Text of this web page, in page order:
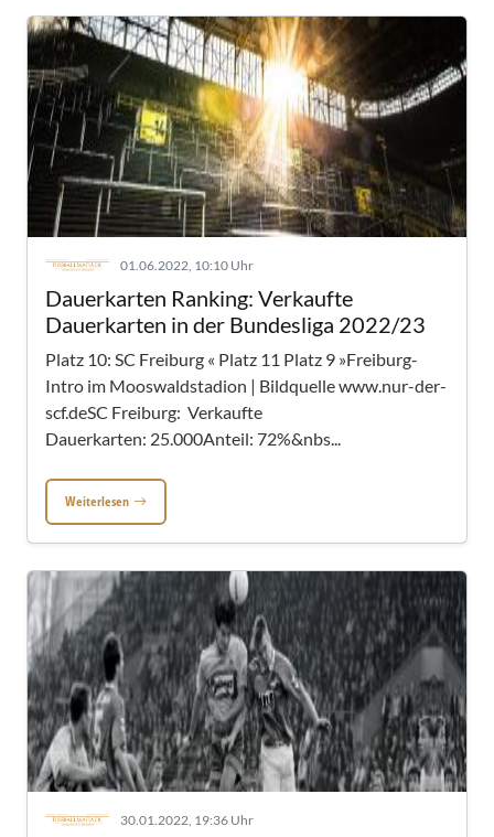
01.06.2022, 10:10 Uhr
Dauerkarten Ranking: Verkaufte
Dauerkarten in der Bundesliga 2022/23
Platz 10: SC Freiburg « Platz 11 Platz 9 »Freiburg-
Intro im Mooswaldstadion | Bildquelle www.nur-der-
scf.deSC Freiburg: Verkaufte
Dauerkarten: 25.000Anteil: 72%&nbs...
Weiterlesen
30.01.2022, 19:36 Uhr